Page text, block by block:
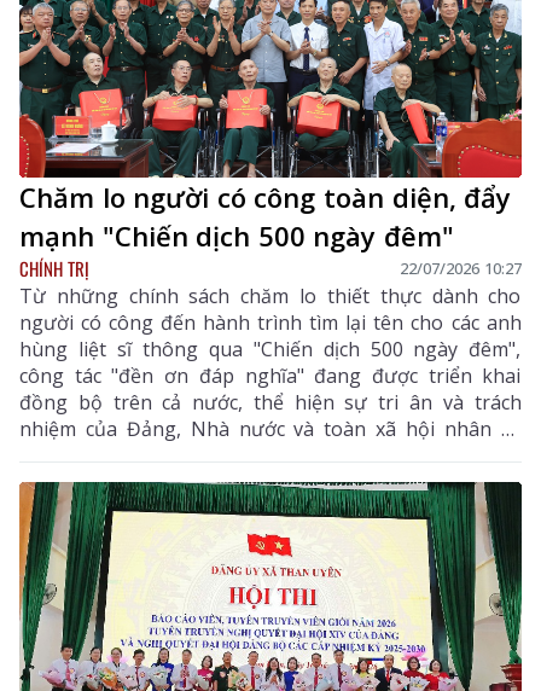
Chăm lo người có công toàn diện, đẩy
mạnh "Chiến dịch 500 ngày đêm"
CHÍNH TRỊ 22/07/2026 10:27
Từ những chính sách chăm lo thiết thực dành cho
người có công đến hành trình tìm lại tên cho các anh
hùng liệt sĩ thông qua "Chiến dịch 500 ngày đêm",
công tác "đền ơn đáp nghĩa" đang được triển khai
đồng bộ trên cả nước, thể hiện sự tri ân và trách
nhiệm của Đảng, Nhà nước và toàn xã hội nhân kỷ
niệm 79 năm Ngày Thương binh - Liệt sĩ, đồng thời
hướng tới dấu mốc 80 năm của ngày lễ tri ân đặc biệt
này.